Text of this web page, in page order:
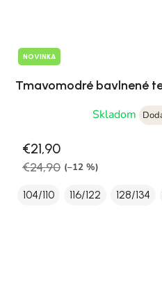
NOVINKA
Tmavomodré bavlnené
Skladom
€21,90
€24,90 (–12 %)
104/110 116/122 128/134